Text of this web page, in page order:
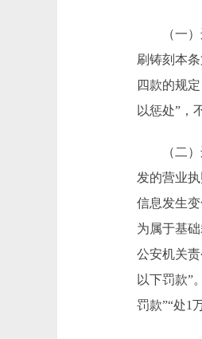
（一
刷铸刻本
四款的规
以惩处”，
（二
发的营业
信息发生
为属于基
公安机关
以下罚款”
罚款”“处1